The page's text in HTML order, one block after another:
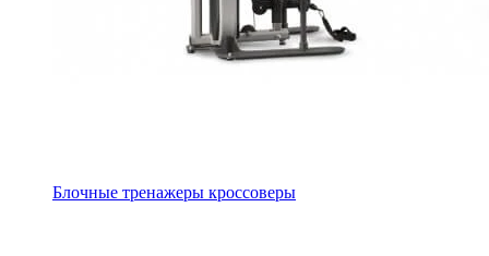
Блочные тренажеры кроссоверы